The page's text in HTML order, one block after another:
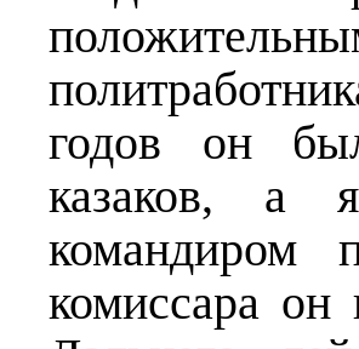
годов он
казаков, а
командиром
комиссара он